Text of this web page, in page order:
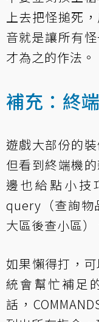
上去把怪搥死
音就是讓所有
才為之的作法。
補充：終
遊戲大部份的
但看到終端機
邊也給點小技
query（查詢物
大區後查小區
如果懶得打，
統會幫忙補足
話，